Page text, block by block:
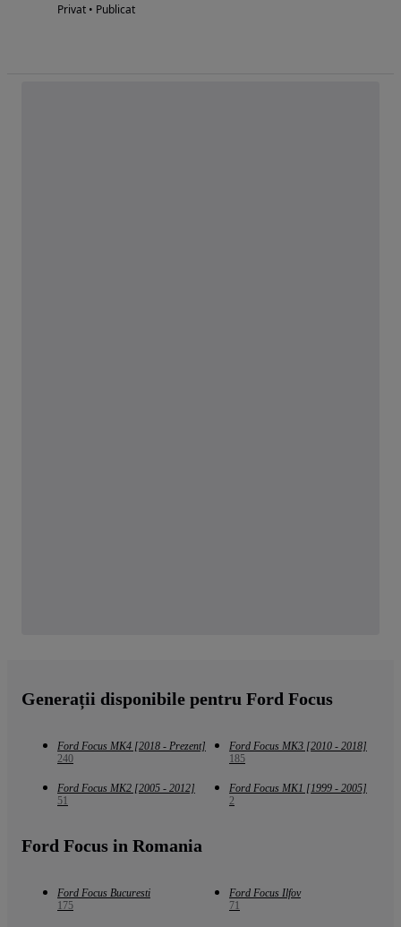
Privat • Publicat
Generații disponibile pentru Ford Focus
Ford Focus MK4 [2018 - Prezent]
240
Ford Focus MK3 [2010 - 2018]
185
Ford Focus MK2 [2005 - 2012]
51
Ford Focus MK1 [1999 - 2005]
2
Ford Focus in Romania
Ford Focus Bucuresti
175
Ford Focus Ilfov
71